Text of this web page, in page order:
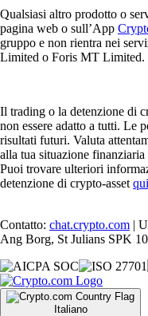
Qualsiasi altro prodotto o
pagina web o sull’App
gruppo e non rientra nei
Limited o Foris MT Limited.
Il trading o la detenzione di
non essere adatto a tutti. Le
risultati futuri. Valuta
alla tua situazione
Puoi trovare ulteriori
detenzione di crypto-asset qui
Contatto: chat.crypto.com |
Ang Borg, St Julians SPK
Italiano